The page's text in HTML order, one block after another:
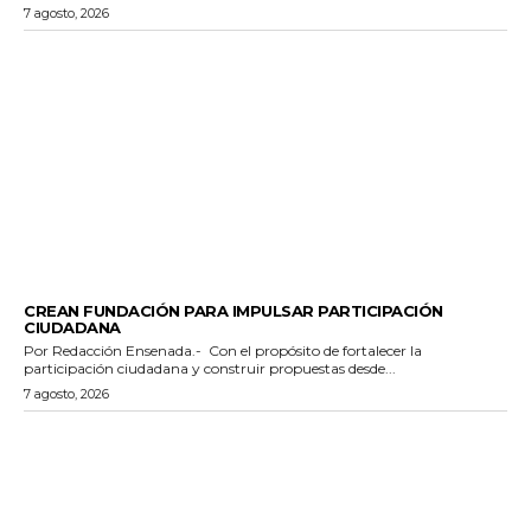
7 agosto, 2026
CREAN FUNDACIÓN PARA IMPULSAR PARTICIPACIÓN
CIUDADANA
Por Redacción Ensenada.- Con el propósito de fortalecer la
participación ciudadana y construir propuestas desde...
7 agosto, 2026